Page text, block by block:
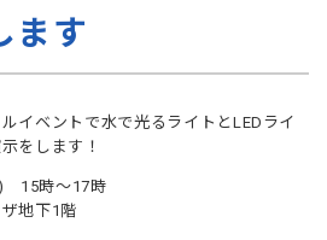
ます
イベントで水で光るライトとLEDライ
をします！
) 15時～17時
地下1階